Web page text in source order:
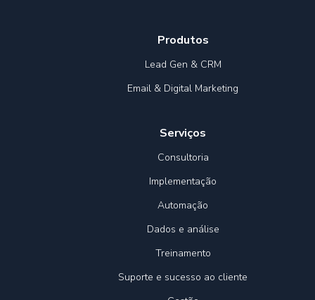
Produtos
Lead Gen & CRM
Email & Digital Marketing
Serviços
Consultoria
Implementação
Automação
Dados e análise
Treinamento
Suporte e sucesso ao cliente